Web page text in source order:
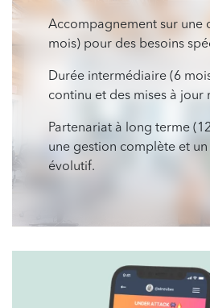
Accompagnement sur une
mois) pour des besoins
Durée intermédiaire (6
continu et des mises à jour
Partenariat à long terme
une gestion complète et
évolutif.